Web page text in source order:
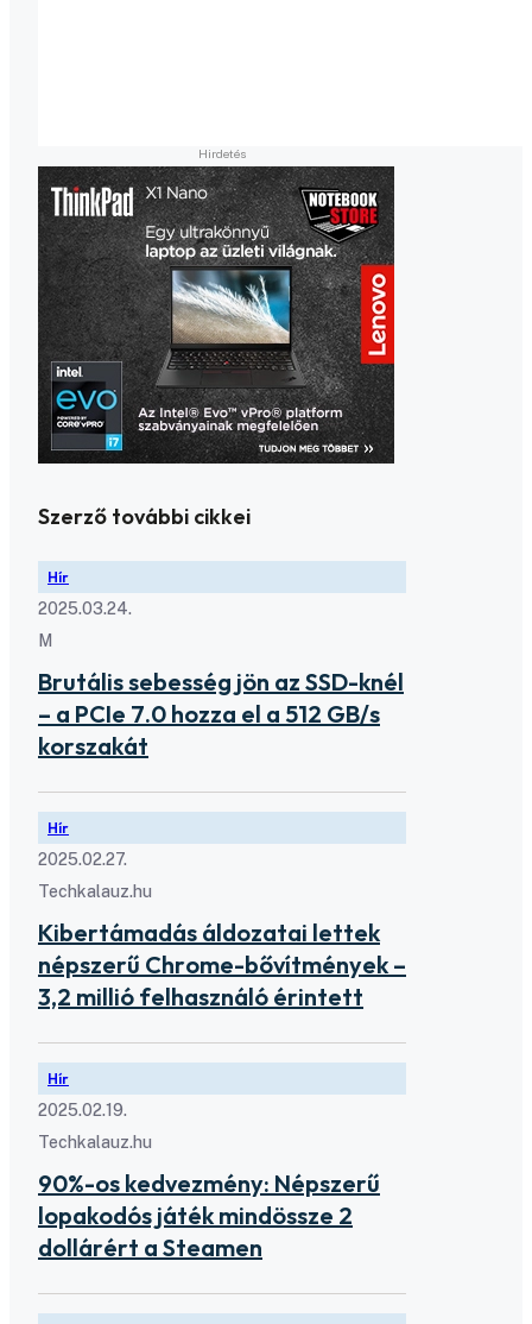
Szerző további cikkei
Hír
2025.03.24.
M
Brutális sebesség jön az SSD-knél
– a PCIe 7.0 hozza el a 512 GB/s
korszakát
Hír
2025.02.27.
Techkalauz.hu
Kibertámadás áldozatai lettek
népszerű Chrome-bővítmények –
3,2 millió felhasználó érintett
Hír
2025.02.19.
Techkalauz.hu
90%-os kedvezmény: Népszerű
lopakodós játék mindössze 2
dollárért a Steamen